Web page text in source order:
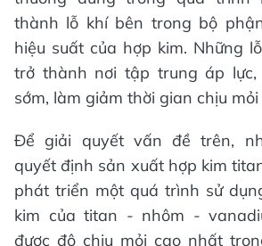
thành lỗ khí bên trong bộ
hiệu suất của hợp kim. Những
trở thành nơi tập trung áp
sớm, làm giảm thời gian chịu
Để giải quyết vấn đề trên,
quyết định sản xuất hợp kim
phát triển một quá trình sử
kim của titan - nhôm -
được độ chịu mỏi cao nhất